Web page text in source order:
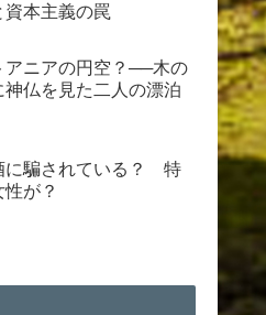
資本主義の罠
アニアの円空？──木の
神仏を見た二人の漂泊
に騙されている？ 特
性が？